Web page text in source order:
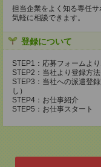
担当企業をよく知る専任
気軽に相談できます。
登録について
STEP1：応募フォームよ
STEP2：当社より登録方
STEP3：当社への派遣登
し）
STEP4：お仕事紹介
STEP5：お仕事スタート